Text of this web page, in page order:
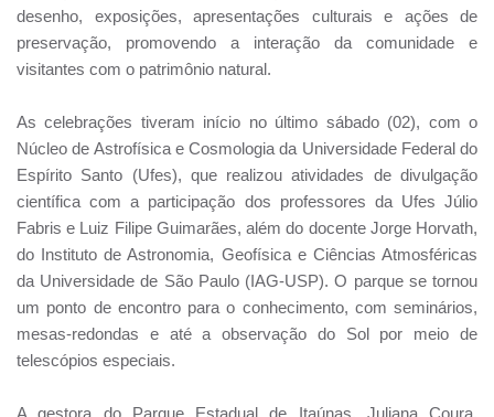
desenho, exposições, apresentações culturais e ações de
preservação, promovendo a interação da comunidade e
visitantes com o patrimônio natural.
As celebrações tiveram início no último sábado (02), com o
Núcleo de Astrofísica e Cosmologia da Universidade Federal do
Espírito Santo (Ufes), que realizou atividades de divulgação
científica com a participação dos professores da Ufes Júlio
Fabris e Luiz Filipe Guimarães, além do docente Jorge Horvath,
do Instituto de Astronomia, Geofísica e Ciências Atmosféricas
da Universidade de São Paulo (IAG-USP). O parque se tornou
um ponto de encontro para o conhecimento, com seminários,
mesas-redondas e até a observação do Sol por meio de
telescópios especiais.
A gestora do Parque Estadual de Itaúnas, Juliana Coura,